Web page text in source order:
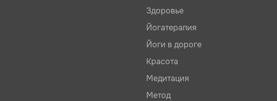
Здоровье
Йогатерапия
Йоги в дороге
Красота
Медитация
Метод